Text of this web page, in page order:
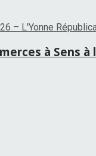
à Sens à